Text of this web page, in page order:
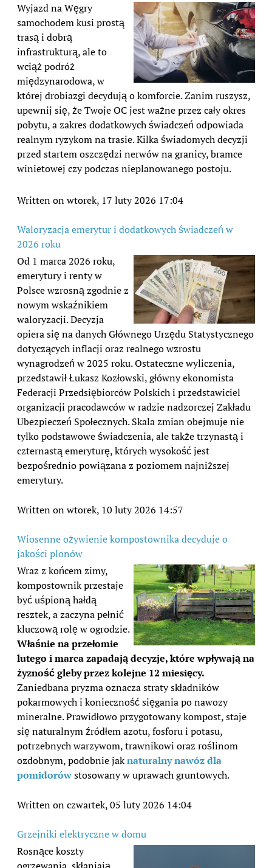
Wyjazd na Węgry
samochodem kusi prostą
trasą i dobrą
infrastrukturą, ale to
wciąż podróż
międzynarodowa, w
której drobiazgi decydują o komforcie. Zanim ruszysz,
upewnij się, że Twoje OC jest ważne przez cały okres
pobytu, a zakres dodatkowych świadczeń odpowiada
realnym ryzykom na trasie. Kilka świadomych decyzji
przed startem oszczędzi nerwów na granicy, bramce
winietowej czy podczas nieplanowanego postoju.
Written on wtorek, 17 luty 2026 17:04
Waloryzacja emerytur i dodatkowych świadczeń w
2026 roku
Od 1 marca 2026 roku,
emerytury i renty w
Polsce wzrosną zgodnie z
nowym wskaźnikiem
waloryzacji. Decyzja
opiera się na danych Głównego Urzędu Statystycznego
dotyczących inflacji oraz realnego wzrostu
wynagrodzeń w 2025 roku. Ostateczne wyliczenia,
przedstawił Łukasz Kozłowski, główny ekonomista
Federacji Przedsiębiorców Polskich i przedstawiciel
organizacji pracodawców w radzie nadzorczej Zakładu
Ubezpieczeń Społecznych. Skala zmian obejmuje nie
tylko podstawowe świadczenia, ale także trzynastą i
czternastą emeryturę, których wysokość jest
bezpośrednio powiązana z poziomem najniższej
emerytury.
Written on wtorek, 10 luty 2026 14:57
Wiosenne ożywienie kompostownika decyduje o
jakości plonów
Wraz z końcem zimy,
kompostownik przestaje
być uśpioną hałdą
resztek, a zaczyna pełnić
kluczową rolę w ogrodzie.
Właśnie na przełomie
lutego i marca zapadają decyzje, które wpływają na
żyzność gleby przez kolejne 12 miesięcy.
Zaniedbana pryzma oznacza straty składników
pokarmowych i konieczność sięgania po nawozy
mineralne. Prawidłowo przygotowany kompost, staje
się naturalnym źródłem azotu, fosforu i potasu,
potrzebnych warzywom, trawnikowi oraz roślinom
ozdobnym, podobnie jaknaturalny nawóz dla
pomidorówstosowany w uprawach gruntowych.
Written on czwartek, 05 luty 2026 14:04
Grzejniki elektryczne w domu
Rosnące koszty
ogrzewania, skłaniają